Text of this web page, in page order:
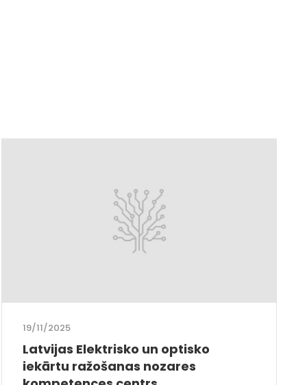
19/11/2025
Latvijas Elektrisko un optisko
iekārtu ražošanas nozares